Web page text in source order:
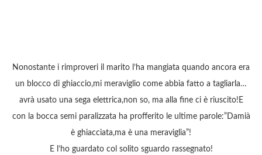
Nonostante i rimproveri il marito l’ha mangiata quando ancora era
un blocco di ghiaccio,mi meraviglio come abbia fatto a tagliarla…
avrà usato una sega elettrica,non so, ma alla fine ci è riuscito!E
con la bocca semi paralizzata ha profferito le ultime parole:”Damià
è ghiacciata,ma è una meraviglia”!
E l’ho guardato col solito sguardo rassegnato!